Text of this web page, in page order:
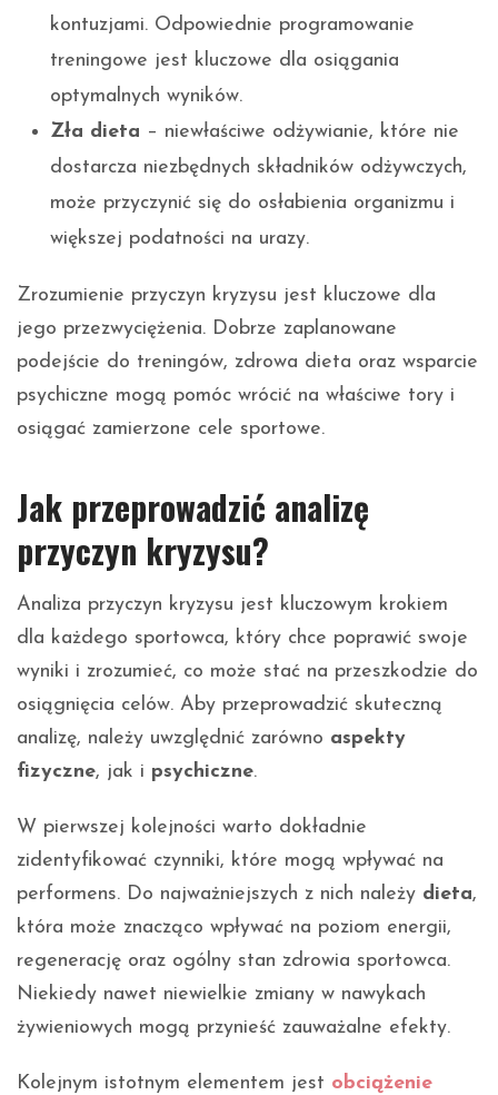
kontuzjami. Odpowiednie programowanie
treningowe jest kluczowe dla osiągania
optymalnych wyników.
Zła dieta – niewłaściwe odżywianie, które nie
dostarcza niezbędnych składników odżywczych,
może przyczynić się do osłabienia organizmu i
większej podatności na urazy.
Zrozumienie przyczyn kryzysu jest kluczowe dla
jego przezwyciężenia. Dobrze zaplanowane
podejście do treningów, zdrowa dieta oraz wsparcie
psychiczne mogą pomóc wrócić na właściwe tory i
osiągać zamierzone cele sportowe.
Jak przeprowadzić analizę
przyczyn kryzysu?
Analiza przyczyn kryzysu jest kluczowym krokiem
dla każdego sportowca, który chce poprawić swoje
wyniki i zrozumieć, co może stać na przeszkodzie do
osiągnięcia celów. Aby przeprowadzić skuteczną
analizę, należy uwzględnić zarówno aspekty
fizyczne, jak i psychiczne.
W pierwszej kolejności warto dokładnie
zidentyfikować czynniki, które mogą wpływać na
performens. Do najważniejszych z nich należy dieta,
która może znacząco wpływać na poziom energii,
regenerację oraz ogólny stan zdrowia sportowca.
Niekiedy nawet niewielkie zmiany w nawykach
żywieniowych mogą przynieść zauważalne efekty.
Kolejnym istotnym elementem jest obciążenie